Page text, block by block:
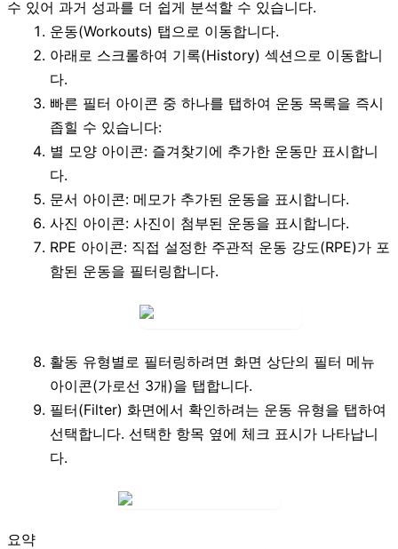
수 있어 과거 성과를 더 쉽게 분석할 수 있습니다.
운동(Workouts) 탭으로 이동합니다.
아래로 스크롤하여 기록(History) 섹션으로 이동합니
다.
빠른 필터 아이콘 중 하나를 탭하여 운동 목록을 즉시
좁힐 수 있습니다:
별 모양 아이콘: 즐겨찾기에 추가한 운동만 표시합니
다.
문서 아이콘: 메모가 추가된 운동을 표시합니다.
사진 아이콘: 사진이 첨부된 운동을 표시합니다.
RPE 아이콘: 직접 설정한 주관적 운동 강도(RPE)가 포
함된 운동을 필터링합니다.
활동 유형별로 필터링하려면 화면 상단의 필터 메뉴
아이콘(가로선 3개)을 탭합니다.
필터(Filter) 화면에서 확인하려는 운동 유형을 탭하여
선택합니다. 선택한 항목 옆에 체크 표시가 나타납니
다.
요약